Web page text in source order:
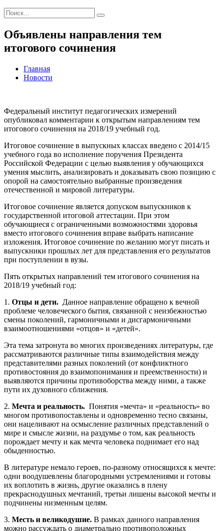
Объявлены направления тем
итогового сочинения
Главная
Новости
Федеральный институт педагогических измерений
опубликовал комментарии к открытым направлениям тем
итогового сочинения на 2018/19 учебный год.
Итоговое сочинение в выпускных классах введено с 2014/15
учебного года во исполнение поручения Президента
Российской Федерации с целью выявления у обучающихся
умения мыслить, анализировать и доказывать свою позицию с
опорой на самостоятельно выбранные произведения
отечественной и мировой литературы.
Итоговое сочинение является допуском выпускников к
государственной итоговой аттестации. При этом
обучающиеся с ограниченными возможностями здоровья
вместо итогового сочинения вправе выбрать написание
изложения. Итоговое сочинение по желанию могут писать и
выпускники прошлых лет для представления его результатов
при поступлении в вузы.
Пять открытых направлений тем итогового сочинения на
2018/19 учебный год:
1. Отцы и дети. Данное направление обращено к вечной
проблеме человеческого бытия, связанной с неизбежностью
смены поколений, гармоничными и дисгармоничными
взаимоотношениями «отцов» и «детей».
Эта тема затронута во многих произведениях литературы, где
рассматриваются различные типы взаимодействия между
представителями разных поколений (от конфликтного
противостояния до взаимопонимания и преемственности) и
выявляются причины противоборства между ними, а также
пути их духовного сближения.
2. Мечта и реальность. Понятия «мечта» и «реальность» во
многом противопоставлены и одновременно тесно связаны,
они нацеливают на осмысление различных представлений о
мире и смысле жизни, на раздумье о том, как реальность
порождает мечту и как мечта человека поднимает его над
обыденностью.
В литературе немало героев, по-разному относящихся к мечте:
одни воодушевлены благородными устремлениями и готовы
их воплотить в жизнь, другие оказались в плену
прекраснодушных мечтаний, третьи лишены высокой мечты и
подчинены низменным целям.
3. Месть и великодушие. В рамках данного направления
можно рассуждать о диаметрально противоположных